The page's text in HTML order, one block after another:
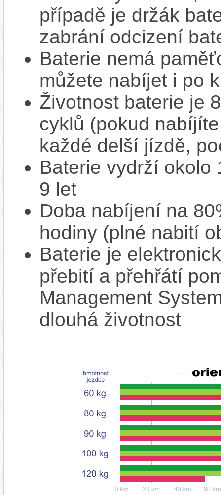
případě je držák
zabrání odcizení
Baterie nemá
můžete nabíjet i po
Životnost baterie je
cyklů (pokud
každé delší jízdě,
Baterie vydrží okolo
9 let
Doba nabíjení na
hodiny (plné nabití
Baterie je
přebití a přehřátí
Management
dlouhá životnost